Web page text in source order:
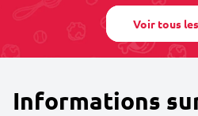
Voir tous
Informations